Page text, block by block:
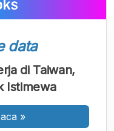
data
di Taiwan,
Istimewa
»